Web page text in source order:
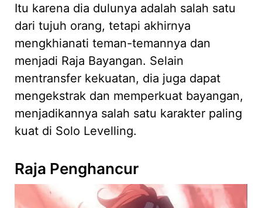
Itu karena dia dulunya adalah salah satu
dari tujuh orang, tetapi akhirnya
mengkhianati teman-temannya dan
menjadi Raja Bayangan. Selain
mentransfer kekuatan, dia juga dapat
mengekstrak dan memperkuat bayangan,
menjadikannya salah satu karakter paling
kuat di Solo Levelling.
Raja Penghancur